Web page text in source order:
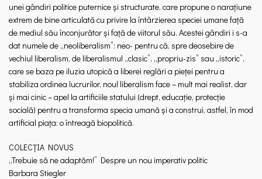
unei gândiri politice puternice și structurate, care propune o narațiune
extrem de bine articulată cu privire la întârzierea speciei umane față
de mediul său înconjurător și față de viitorul său. Acestei gândiri i s-a
dat numele de „neoliberalism”: neo- pentru că, spre deosebire de
vechiul liberalism, de liberalismul „clasic”, „propriu-zis” sau „istoric”,
care se baza pe iluzia utopică a liberei reglări a pieței pentru a
stabiliza ordinea lucrurilor, noul liberalism face – mult mai realist, dar
și mai cinic – apel la artificiile statului (drept, educație, protecție
socială) pentru a transforma specia umană și a construi, astfel, în mod
artificial piața: o întreagă biopolitică.
COLECȚIA NOVUS
„Trebuie să ne adaptăm!” Despre un nou imperativ politic
Barbara Stiegler